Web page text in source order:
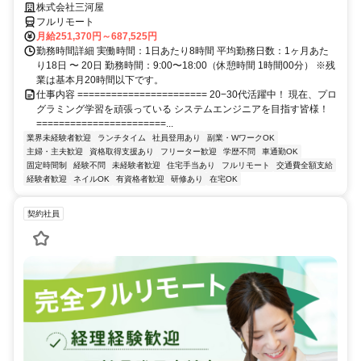
株式会社三河屋
フルリモート
月給251,370円～687,525円
勤務時間詳細 実働時間：1日あたり8時間 平均勤務日数：1ヶ月あた
り18日 〜 20日 勤務時間：9:00〜18:00（休憩時間 1時間00分） ※残
業は基本月20時間以下です。
仕事内容 ======================= 20−30代活躍中！ 現在、プロ
グラミング学習を頑張っている システムエンジニアを目指す皆様！
=======================...
業界未経験者歓迎 ランチタイム 社員登用あり
副業・WワークOK
主婦・主夫歓迎
資格取得支援あり フリーター歓迎 学歴不問
車通勤OK
固定時間制
経験不問 未経験者歓迎 住宅手当あり フルリモート
交通費全額支給
経験者歓迎
ネイルOK 有資格者歓迎 研修あり 在宅OK
契約社員